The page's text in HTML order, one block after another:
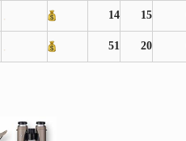
14 15
51 20